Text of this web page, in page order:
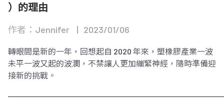
）的理由
作者：Jennifer 2023/01/06
轉眼間是新的一年，回想起自 2020 年來，塑橡膠產業一波
未平一波又起的波瀾，不禁讓人更加繃緊神經，隨時準備迎
接新的挑戰。